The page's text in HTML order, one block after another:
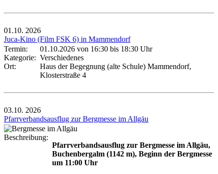
01.10. 2026
Juca-Kino (Film FSK 6) in Mammendorf
Termin:
01.10.2026 von 16:30 bis 18:30 Uhr
Kategorie: Verschiedenes
Ort:
Haus der Begegnung (alte Schule) Mammendorf,
Klosterstraße 4
03.10. 2026
Pfarrverbandsausflug zur Bergmesse im Allgäu
Beschreibung:
Pfarrverbandsausflug zur Bergmesse im Allgäu,
Buchenbergalm (1142 m), Beginn der Bergmesse
um 11:00 Uhr